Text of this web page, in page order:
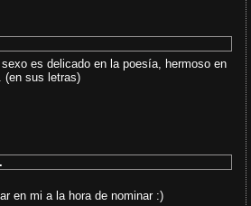
es delicado en la poesía, hermoso en
(en sus letras)
en mi a la hora de nominar :)